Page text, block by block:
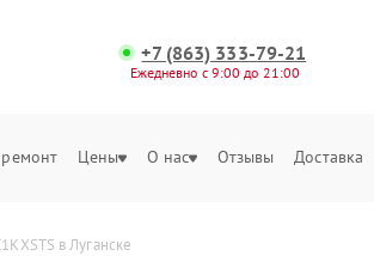
+7 (863) 333-79-21
Ежедневно с 9:00 до 21:00
Цены О нас Отзывы Доставка
в Луганске